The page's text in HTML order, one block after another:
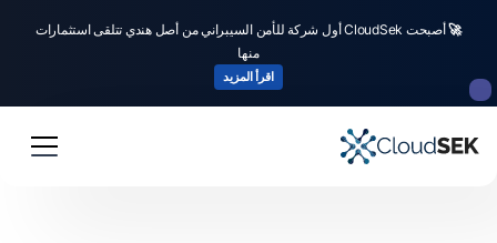
🚀
أصبحت CloudSek أول شركة للأمن السيبراني من أصل هندي تتلقى استثمارات
منها
اقرأ المزيد